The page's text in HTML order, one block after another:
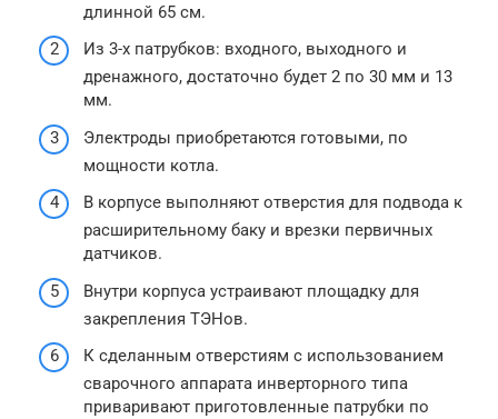
длинной 65 см.
Из 3-х патрубков: входного, выходного и
дренажного, достаточно будет 2 по 30 мм и 13
мм.
Электроды приобретаются готовыми, по
мощности котла.
В корпусе выполняют отверстия для подвода к
расширительному баку и врезки первичных
датчиков.
Внутри корпуса устраивают площадку для
закрепления ТЭНов.
К сделанным отверстиям с использованием
сварочного аппарата инверторного типа
приваривают приготовленные патрубки по